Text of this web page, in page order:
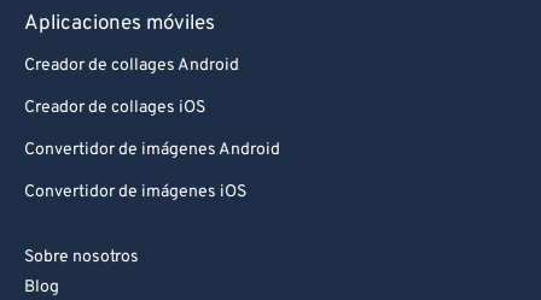
Aplicaciones móviles
Creador de collages Android
Creador de collages iOS
Convertidor de imágenes Android
Convertidor de imágenes iOS
Sobre nosotros
Blog